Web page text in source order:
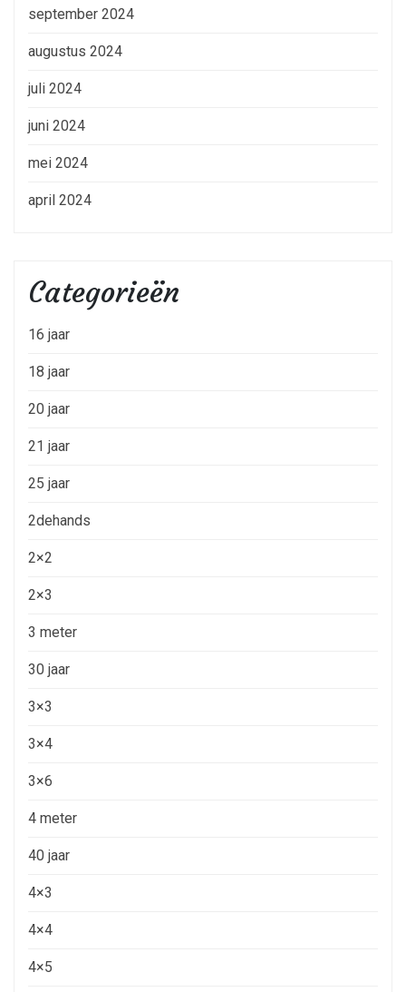
september 2024
augustus 2024
juli 2024
juni 2024
mei 2024
april 2024
Categorieën
16 jaar
18 jaar
20 jaar
21 jaar
25 jaar
2dehands
2×2
2×3
3 meter
30 jaar
3×3
3×4
3×6
4 meter
40 jaar
4×3
4×4
4×5